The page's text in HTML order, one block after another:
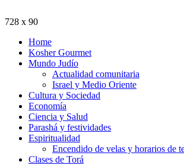
728 x 90
Home
Kosher Gourmet
Mundo Judío
Actualidad comunitaria
Israel y Medio Oriente
Cultura y Sociedad
Economía
Ciencia y Salud
Parashá y festividades
Espiritualidad
Encendido de velas y horarios de
Clases de Torá